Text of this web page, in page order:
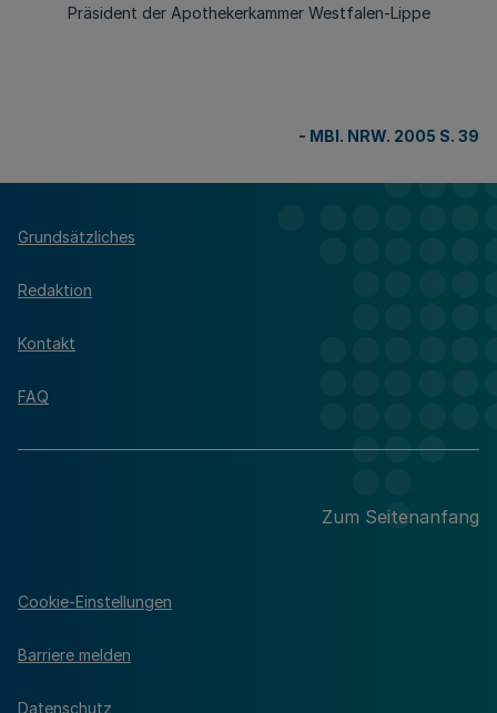
Präsident der Apothekerkammer Westfalen-Lippe
- MBl. NRW. 2005 S. 39
Grundsätzliches
Redaktion
Kontakt
FAQ
Zum Seitenanfang
Cookie-Einstellungen
Barriere melden
Datenschutz